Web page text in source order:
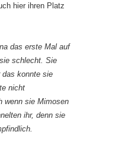
hier ihren Platz
das erste Mal auf
schlecht. Sie
das konnte sie
nicht
wenn sie Mimosen
ihr, denn sie